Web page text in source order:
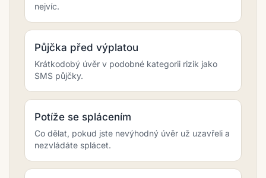
nejvíc.
Půjčka před výplatou
Krátkodobý úvěr v podobné kategorii rizik jako
SMS půjčky.
Potíže se splácením
Co dělat, pokud jste nevýhodný úvěr už uzavřeli a
nezvládáte splácet.